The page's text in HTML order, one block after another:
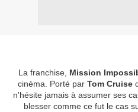
La franchise, Mission
cinéma. Porté par Tom Cruise
n'hésite jamais à assumer ses
blesser comme ce fut le cas